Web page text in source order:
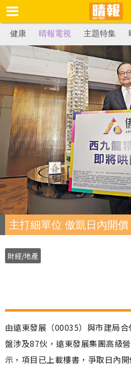
健康 晴報電視 主題特集
主打細單位 傲凱日內開價
財經/地產
由遠東發展（00035）與市建局
盤涉及87伙，遠東發展集團高級
示，項目已上載樓書，爭取日內